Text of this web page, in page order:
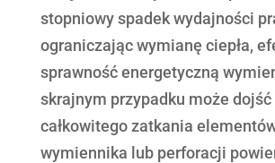
stopniowy spadek wydajności
ograniczając wymianę ciepła,
sprawność energetyczną
skrajnym przypadku może dojść
całkowitego zatkania
wymiennika lub perforacji